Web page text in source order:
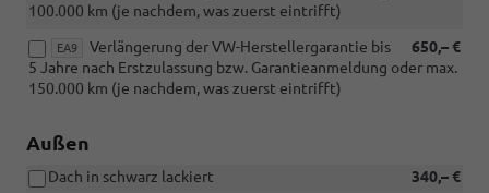
100.000 km (je nachdem, was zuerst eintrifft)
EA9 650,– €
Verlängerung der VW-Herstellergarantie bis
5 Jahre nach Erstzulassung bzw. Garantieanmeldung oder max.
150.000 km (je nachdem, was zuerst eintrifft)
Außen
340,– €
Dach in schwarz lackiert